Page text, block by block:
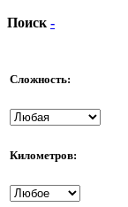
Поиск -
Сложность:
Километров: